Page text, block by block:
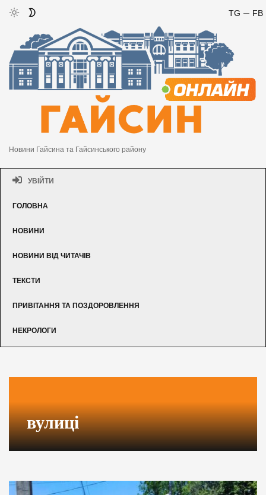
FB
TG
Новини Гайсина та Гайсинського району
УВІЙТИ
ГОЛОВНА
НОВИНИ
НОВИНИ ВІД ЧИТАЧІВ
ТЕКСТИ
ПРИВІТАННЯ ТА ПОЗДОРОВЛЕННЯ
НЕКРОЛОГИ
вулиці